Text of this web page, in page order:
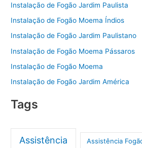
Instalação de Fogão Jardim Paulista
Instalação de Fogão Moema Índios
Instalação de Fogão Jardim Paulistano
Instalação de Fogão Moema Pássaros
Instalação de Fogão Moema
Instalação de Fogão Jardim América
Tags
Assistência Assistência